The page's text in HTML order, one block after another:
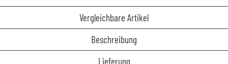
Vergleichbare Artikel
Beschreibung
Lieferung